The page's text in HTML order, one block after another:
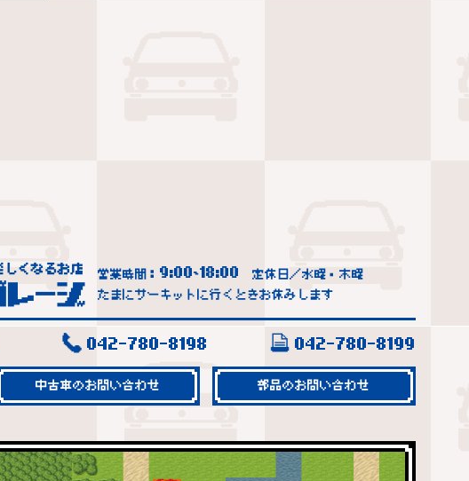
営業時間： 9:00~18:00
定休日／水曜・木曜
たまにサーキットに行くときお休みします
042-780-8198 042-780-8199
中古車のお問い合わせ 部品のお問い合わせ